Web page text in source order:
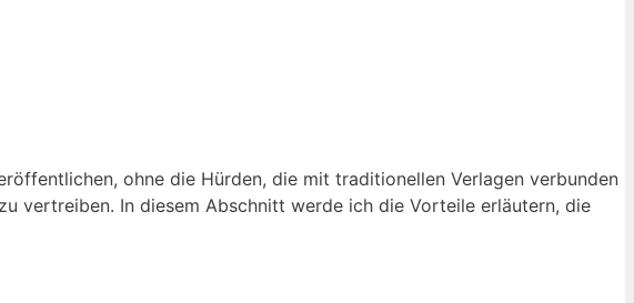
ohne die Hürden, die mit traditionellen Verlagen verbunden
vertreiben. In diesem Abschnitt werde ich die Vorteile erläutern, die